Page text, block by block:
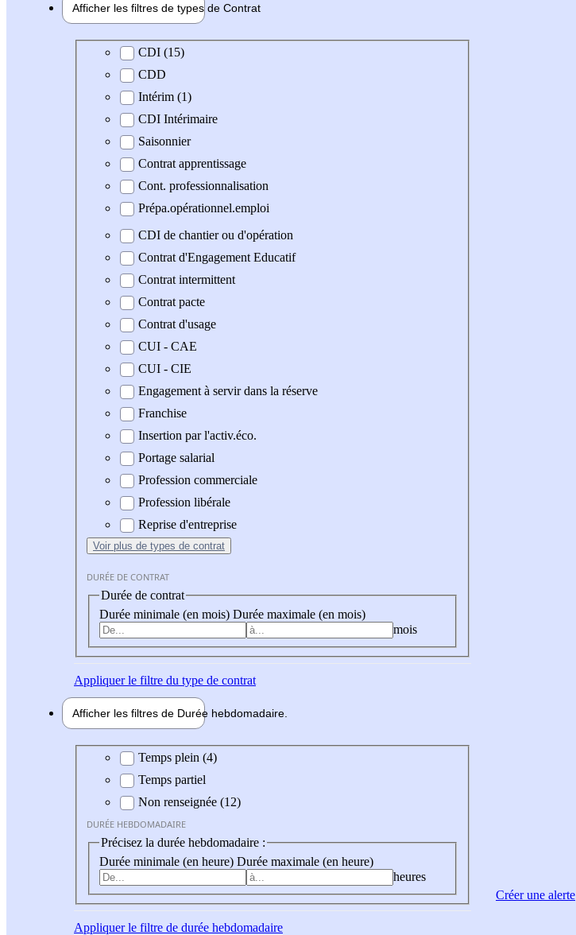
Afficher les filtres de types de Contrat
Type de contratCDI (15)
CDD
Intérim (1)
CDI Intérimaire
Saisonnier
Contrat apprentissage
Cont. professionnalisation
Prépa.opérationnel.emploi
CDI de chantier ou d'opération
Contrat d'Engagement Educatif
Contrat intermittent
Contrat pacte
Contrat d'usage
CUI - CAE
CUI - CIE
Engagement à servir dans la réserve
Franchise
Insertion par l'activ.éco.
Portage salarial
Profession commerciale
Profession libérale
Reprise d'entreprise
Voir plus de types de contrat
DURÉE DE CONTRAT
Durée de contrat
Durée minimale (en mois) Durée maximale (en mois)
mois
Appliquerle filtre du type de contrat
Afficher les filtres de Durée hebdomadaire
Durée hebdomadaire
Temps plein (4)
Temps partiel
Non renseignée (12)
DURÉE HEBDOMADAIRE
Précisez la durée hebdomadaire :
Durée minimale (en heure) Durée maximale (en heure)
heures
Appliquerle filtre de durée hebdomadaire
Créer une alerte